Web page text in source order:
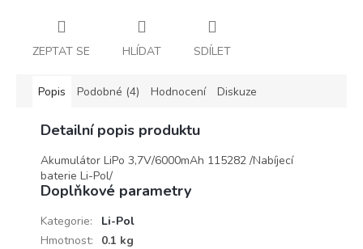
ZEPTAT SE HLÍDAT SDÍLET
Popis Podobné (4) Hodnocení Diskuze
Detailní popis produktu
Akumulátor LiPo 3,7V/6000mAh 115282 /Nabíjecí
baterie Li-Pol/
Doplňkové parametry
Kategorie:
Li-Pol
Hmotnost: 0.1 kg